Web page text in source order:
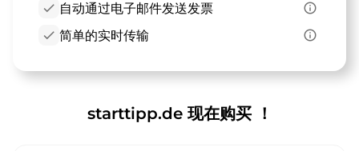
check 自动通过电子邮件发送发票
info_outline
check 简单的实时传输 info_outline
starttipp.de 现在购买 ！